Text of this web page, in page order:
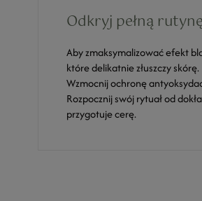
Odkryj pełną
Aby zmaksymalizować efekt
które delikatnie złuszczy skórę.
Wzmocnij ochronę
Rozpocznij swój rytuał od
przygotuje cerę.